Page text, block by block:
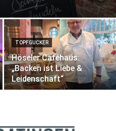
TOPFGUCKER
Höseler Caféhaus:
„Backen ist Liebe &
Leidenschaft“